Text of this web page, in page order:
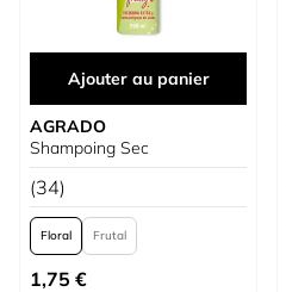
Ajouter au panier
AGRADO
Shampoing Sec
(34)
Floral Frutal
À partir de
1,75 €